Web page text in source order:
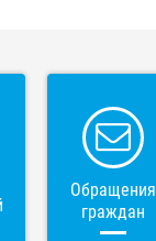
Обращения
граждан